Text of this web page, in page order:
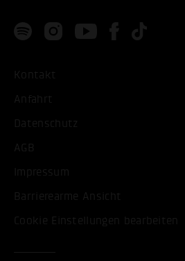
Kontakt
Anfahrt
Datenschutz
AGB
Impressum
Barrierearme Ansicht
Cookie Einstellungen bearbeiten